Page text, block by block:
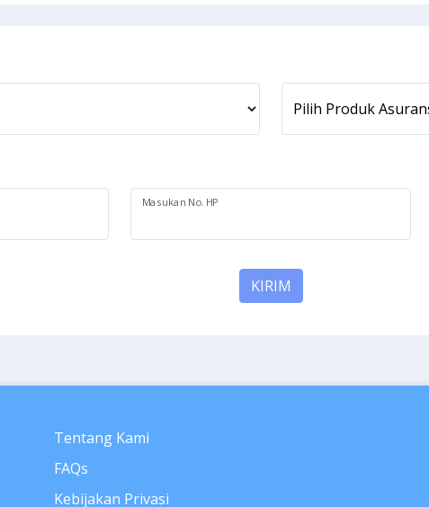
Pilih Produk
Masukan No. HP
KIRIM
Tentang Kami
FAQs
Kebijakan Privasi